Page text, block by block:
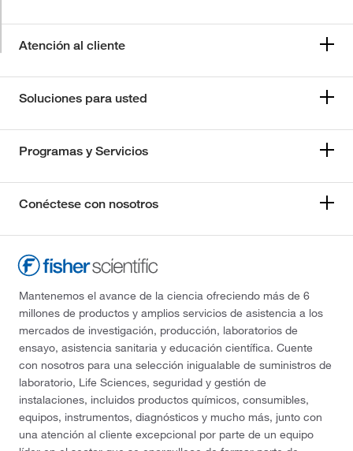
Atención al cliente
Soluciones para usted
Programas y Servicios
Conéctese con nosotros
Mantenemos el avance de la ciencia ofreciendo más de 6
millones de productos y amplios servicios de asistencia a los
mercados de investigación, producción, laboratorios de
ensayo, asistencia sanitaria y educación científica. Cuente
con nosotros para una selección inigualable de suministros de
laboratorio, Life Sciences, seguridad y gestión de
instalaciones, incluidos productos químicos, consumibles,
equipos, instrumentos, diagnósticos y mucho más, junto con
una atención al cliente excepcional por parte de un equipo